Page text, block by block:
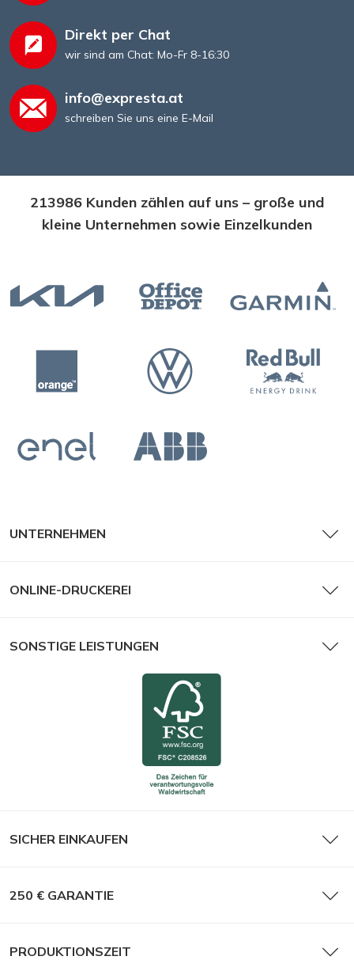
Direkt per Chat
wir sind am Chat: Mo-Fr 8-16:30
info@expresta.at
schreiben Sie uns eine E-Mail
213986 Kunden zählen auf uns – große und
kleine Unternehmen sowie Einzelkunden
UNTERNEHMEN
ONLINE-DRUCKEREI
SONSTIGE LEISTUNGEN
SICHER EINKAUFEN
250 € GARANTIE
PRODUKTIONSZEIT